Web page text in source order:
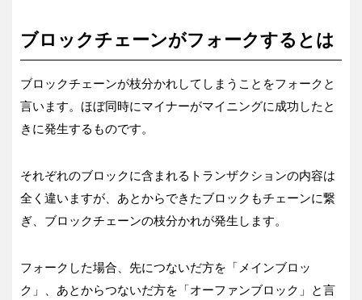
ブロックチェーンがフォークするとは
ブロックチェーンが枝分かれしてしまうことをフォークと
言います。ほぼ同時にマイナーがマイニングに成功したと
きに発生するものです。
それぞれのブロックに含まれるトランザクションの内容は
全く違いますが、あとからできたブロックもチェーンに繋
ぎ、ブロックチェーンの枝分かれが発生します。
フォークした場合、先につないだ方を「メインブロッ
ク」、あとからつないだ方を「オーファンブロック」と言